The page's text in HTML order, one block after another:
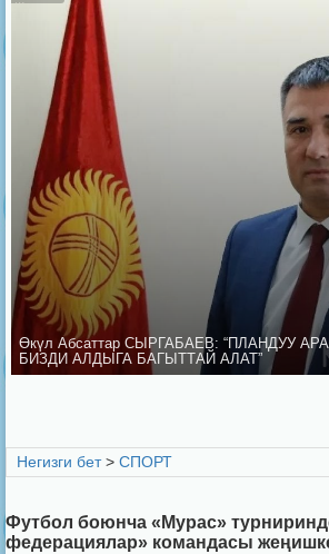
Өкүл Абсаттар СЫРГАБАЕВ: “ПЛАНДУУ
БИЗДИ АЛДЫГА БАГЫТТАЙ АЛАТ”
Негизги бет> СПОРТ
Футбол боюнча «Мурас»
федерациялар» командасы